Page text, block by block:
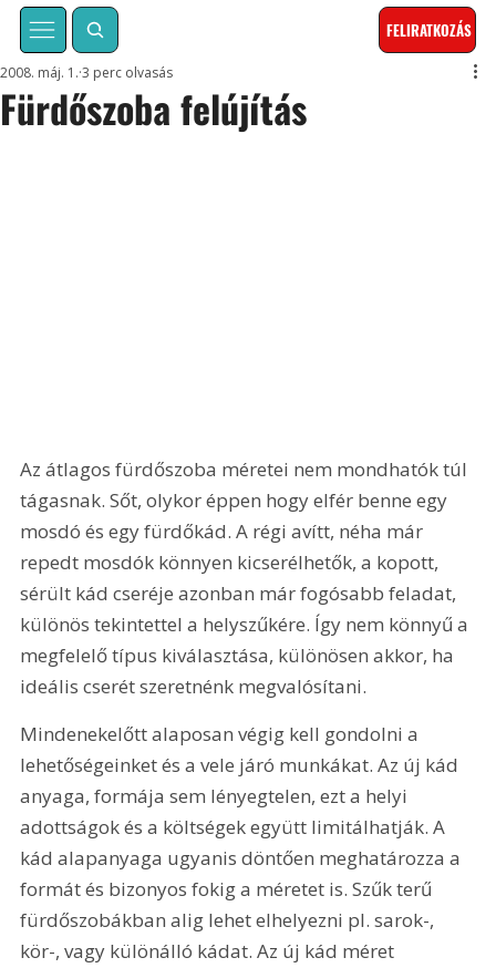
FELIRATKOZÁS
Fürdőszoba felújítás
2008. máj. 1. 3 perc olvasás
Az átlagos fürdőszoba méretei nem mondhatók túl
tágasnak. Sőt, olykor éppen hogy elfér benne egy
mosdó és egy fürdőkád. A régi avítt, néha már
repedt mosdók könnyen kicserélhetők, a kopott,
sérült kád cseréje azonban már fogósabb feladat,
különös tekintettel a helyszűkére. Így nem könnyű a
megfelelő típus kiválasztása, különösen akkor, ha
ideális cserét szeretnénk megvalósítani.
Mindenekelőtt alaposan végig kell gondolni a
lehetőségeinket és a vele járó munkákat. Az új kád
anyaga, formája sem lényegtelen, ezt a helyi
adottságok és a költségek együtt limitálhatják. A
kád alapanyaga ugyanis döntően meghatározza a
formát és bizonyos fokig a méretet is. Szűk terű
fürdőszobákban alig lehet elhelyezni pl. sarok-,
kör-, vagy különálló kádat. Az új kád méret